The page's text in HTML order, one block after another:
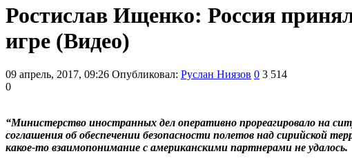
Ростислав Ищенко: Россия
игре (Видео)
09 апрель, 2017, 09:26 Опубликовал: Руслан Ниязов 0 3 514
0
“Министерство иностранных дел оперативно прореагировало на
соглашения об обеспечении безопасности полетов над сирийской
какое-то взаимопонимание с американскими партнерами не удалось.